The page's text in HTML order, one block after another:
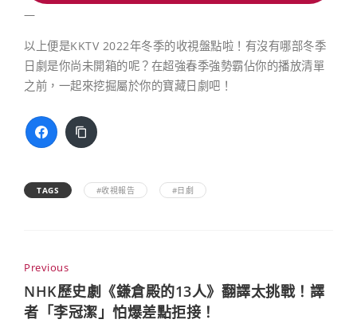
—
以上便是KKTV 2022年冬季的收視盤點啦！有沒有哪部冬季
日劇是你尚未開箱的呢？在超強春季強勢霸佔你的播放清單
之前，一起來挖掘屬於你的寶藏日劇吧！
TAGS #收視報告 #日劇
Previous
NHK歷史劇《鎌倉殿的13人》翻譯太挑戰！譯
者「李冠潔」怕爆差點拒接！